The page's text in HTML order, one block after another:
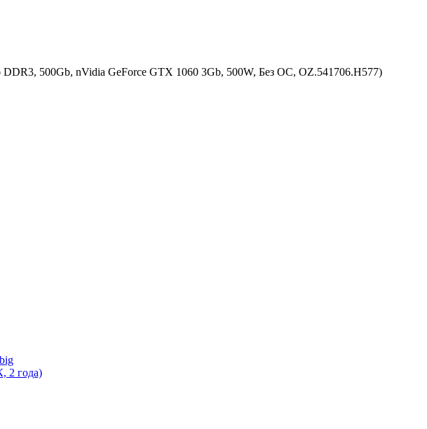
500Gb, nVidia GeForce GTX 1060 3Gb, 500W, Без ОС, OZ.541706.H577)
2 года)